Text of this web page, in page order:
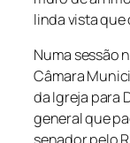
linda vista que
Numa sessão
Câmara
da Igreja para
general que